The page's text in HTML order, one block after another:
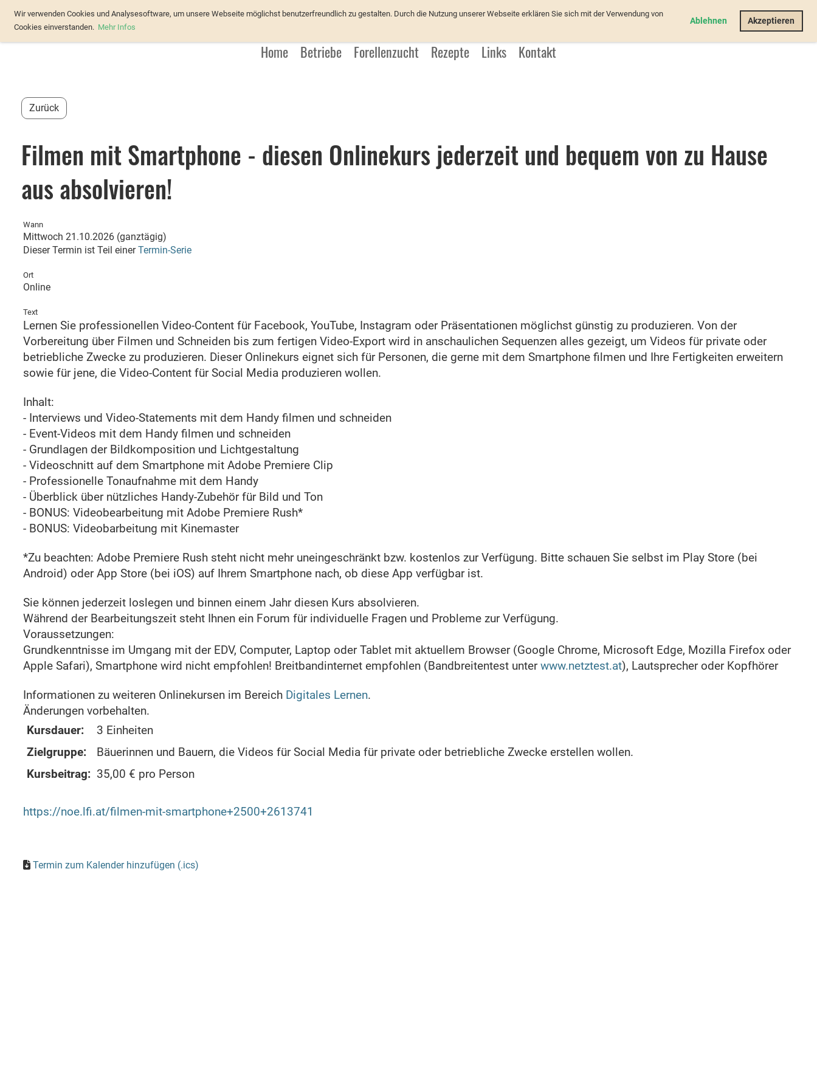
Wir verwenden Cookies und Analysesoftware, um unsere Webseite möglichst benutzerfreundlich zu gestalten. Durch die Nutzung unserer Webseite erklären Sie sich mit der Verwendung von
Cookies einverstanden. Mehr Infos
Ablehnen Akzeptieren
Verband Österreichischer Forellenzüchter Login
Home Betriebe Forellenzucht Rezepte Links Kontakt
Zurück
Filmen mit Smartphone - diesen Onlinekurs jederzeit und bequem von zu Hause
aus absolvieren!
Wann
Mittwoch 21.10.2026 (ganztägig)
Dieser Termin ist Teil einerTermin-Serie
Ort
Online
Text
Lernen Sie professionellen Video-Content für Facebook, YouTube, Instagram oder Präsentationen möglichst günstig zu produzieren. Von der
Vorbereitung über Filmen und Schneiden bis zum fertigen Video-Export wird in anschaulichen Sequenzen alles gezeigt, um Videos für private oder
betriebliche Zwecke zu produzieren. Dieser Onlinekurs eignet sich für Personen, die gerne mit dem Smartphone filmen und Ihre Fertigkeiten erweitern
sowie für jene, die Video-Content für Social Media produzieren wollen.
Inhalt:
- Interviews und Video-Statements mit dem Handy filmen und schneiden
- Event-Videos mit dem Handy filmen und schneiden
- Grundlagen der Bildkomposition und Lichtgestaltung
- Videoschnitt auf dem Smartphone mit Adobe Premiere Clip
- Professionelle Tonaufnahme mit dem Handy
- Überblick über nützliches Handy-Zubehör für Bild und Ton
- BONUS: Videobearbeitung mit Adobe Premiere Rush*
- BONUS: Videobarbeitung mit Kinemaster
*Zu beachten: Adobe Premiere Rush steht nicht mehr uneingeschränkt bzw. kostenlos zur Verfügung. Bitte schauen Sie selbst im Play Store (bei
Android) oder App Store (bei iOS) auf Ihrem Smartphone nach, ob diese App verfügbar ist.
Sie können jederzeit loslegen und binnen einem Jahr diesen Kurs absolvieren.
Während der Bearbeitungszeit steht Ihnen ein Forum für individuelle Fragen und Probleme zur Verfügung.
Voraussetzungen:
Grundkenntnisse im Umgang mit der EDV, Computer, Laptop oder Tablet mit aktuellem Browser (Google Chrome, Microsoft Edge, Mozilla Firefox oder
Apple Safari), Smartphone wird nicht empfohlen! Breitbandinternet empfohlen (Bandbreitentest unterwww.netztest.at), Lautsprecher oder Kopfhörer
Informationen zu weiteren Onlinekursen im Bereich Digitales Lernen.
Änderungen vorbehalten.
Kursdauer:
3 Einheiten
Zielgruppe:
Bäuerinnen und Bauern, die Videos für Social Media für private oder betriebliche Zwecke erstellen wollen.
Kursbeitrag: 35,00 € pro Person
https://noe.lfi.at/filmen-mit-smartphone+2500+2613741
Termin zum Kalender hinzufügen (.ics)